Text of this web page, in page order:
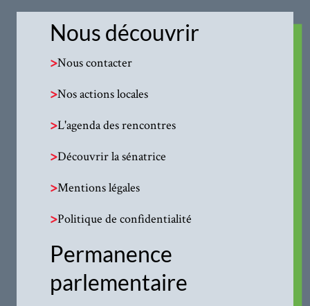
Nous découvrir
>Nous contacter
>Nos actions locales
>L'agenda des rencontres
>Découvrir la sénatrice
>Mentions légales
>Politique de confidentialité
Permanence
parlementaire